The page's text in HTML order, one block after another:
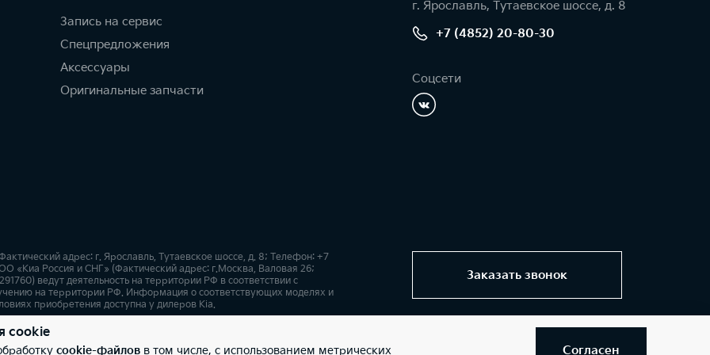
Запись на сервис
Спецпредложения
Аксессуары
Оригинальные запчасти
г. Ярославль, Тутаевское шоссе, д. 8
+7 (4852) 20-80-30
Соцсети
Заказать звонок
адрес: г. Ярославль, Тутаевское шоссе, д. 8; Телефон: +7
Россия и СНГ» (Фактический адрес: г.Москва, Валовая 26;
ведут деятельность на территории РФ в соответствии с
на территории РФ. Информация о соответствующих моделях и
приобретения доступна у дилеров Kia.
Карта сайта
cookie
cookie-файлов в том числе, с использованием метрических Согласен